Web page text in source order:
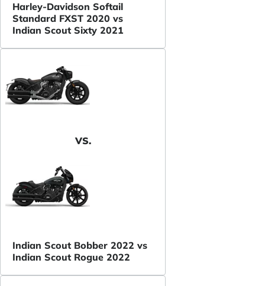
Harley-Davidson Softail
Standard FXST 2020 vs
Indian Scout Sixty 2021
VS.
Indian Scout Bobber 2022 vs
Indian Scout Rogue 2022